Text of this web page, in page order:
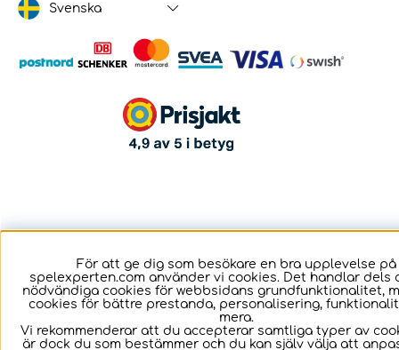
Svenska
För att ge dig som besökare en bra upplevelse på
spelexperten.com använder vi cookies. Det handlar dels
nödvändiga cookies för webbsidans grundfunktionalitet,
cookies för bättre prestanda, personalisering,
mera.
Vi rekommenderar att du accepterar samtliga typer av
är dock du som bestämmer och du kan själv välja att